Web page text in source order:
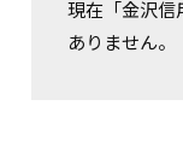
現在「金沢信
ありません。